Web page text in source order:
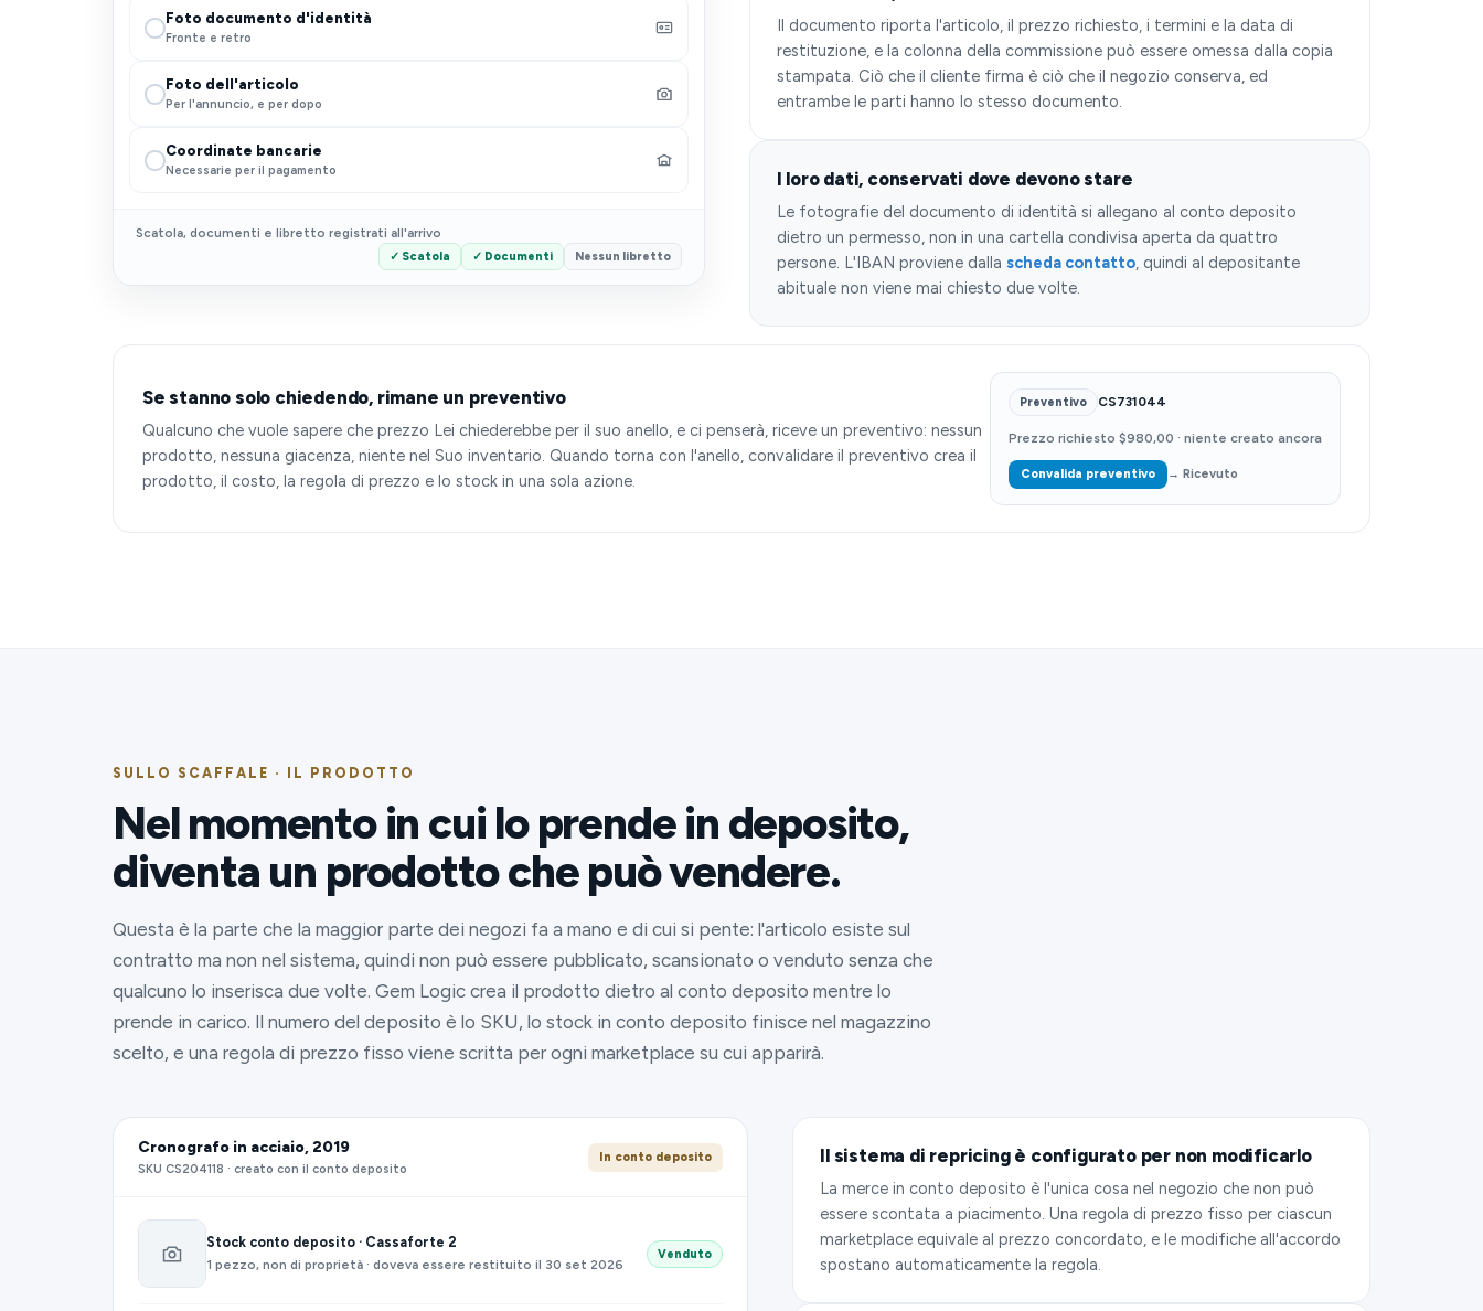
Foto documento d'identità
Fronte e retro
Foto dell'articolo
Per l'annuncio, e per dopo
Coordinate bancarie
Necessarie per il pagamento
Scatola, documenti e libretto registrati all'arrivo
✓ Scatola ✓ Documenti Nessun libretto
Il documento riporta l'articolo, il prezzo richiesto, i termini e la data di
restituzione, e la colonna della commissione può essere omessa dalla copia
stampata. Ciò che il cliente firma è ciò che il negozio conserva, ed
entrambe le parti hanno lo stesso documento.
I loro dati, conservati dove devono stare
Le fotografie del documento di identità si allegano al conto deposito
dietro un permesso, non in una cartella condivisa aperta da quattro
persone. L'IBAN proviene dalla scheda contatto, quindi al depositante
abituale non viene mai chiesto due volte.
Se stanno solo chiedendo, rimane un preventivo
Qualcuno che vuole sapere che prezzo Lei chiederebbe per il suo anello, e ci penserà, riceve un preventivo: nessun
prodotto, nessuna giacenza, niente nel Suo inventario. Quando torna con l'anello, convalidare il preventivo crea il
prodotto, il costo, la regola di prezzo e lo stock in una sola azione.
Preventivo CS731044
Prezzo richiesto $980,00 · niente creato ancora
Convalida preventivo → Ricevuto
SULLO SCAFFALE · IL PRODOTTO
Nel momento in cui lo prende in deposito,
diventa un prodotto che può vendere.
Questa è la parte che la maggior parte dei negozi fa a mano e di cui si pente: l'articolo esiste sul
contratto ma non nel sistema, quindi non può essere pubblicato, scansionato o venduto senza che
qualcuno lo inserisca due volte. Gem Logic crea il prodotto dietro al conto deposito mentre lo
prende in carico. Il numero del deposito è lo SKU, lo stock in conto deposito finisce nel magazzino
scelto, e una regola di prezzo fisso viene scritta per ogni marketplace su cui apparirà.
Cronografo in acciaio, 2019
SKU CS204118 · creato con il conto deposito
In conto deposito
Stock conto deposito · Cassaforte 2
1 pezzo, non di proprietà · doveva essere restituito il 30 set 2026
Venduto
Il sistema di repricing è configurato per non modificarlo
La merce in conto deposito è l'unica cosa nel negozio che non può
essere scontata a piacimento. Una regola di prezzo fisso per ciascun
marketplace equivale al prezzo concordato, e le modifiche all'accordo
spostano automaticamente la regola.